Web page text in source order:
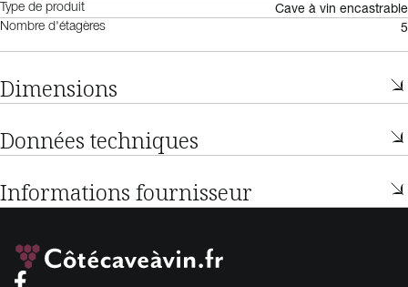
Type de produit Cave à vin encastrable
Nombre d'étagères 5
Dimensions
Données techniques
Informations fournisseur